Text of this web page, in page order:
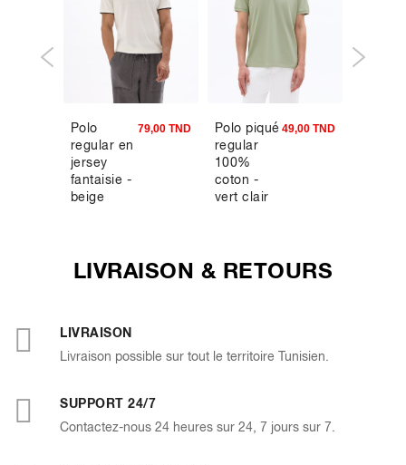
Polo
regular en
jersey
fantaisie -
beige
79,00 TND
Polo piqué
regular
100%
coton -
vert clair
49,00 TND
LIVRAISON & RETOURS
LIVRAISON
Livraison possible sur tout le territoire Tunisien.
SUPPORT 24/7
Contactez-nous 24 heures sur 24, 7 jours sur 7.